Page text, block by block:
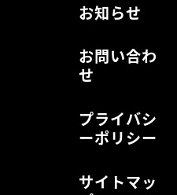
お知らせ
お問い合わ
せ
プライバシ
ーポリシー
サイトマッ